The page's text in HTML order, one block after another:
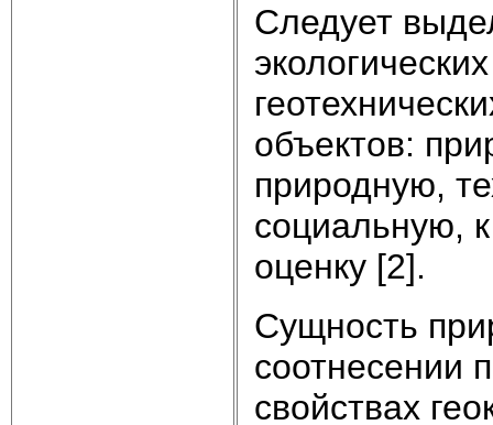
Следует
объектов:
природную,
социальную,
оценку [2].
Сущность
соотнесении
свойствах